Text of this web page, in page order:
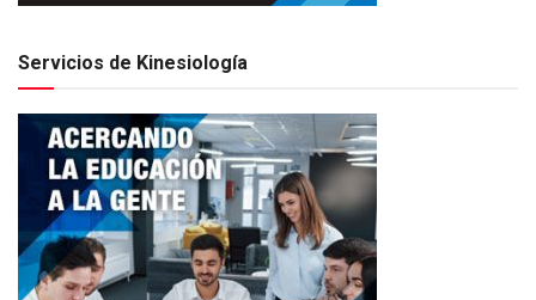
Servicios de Kinesiología